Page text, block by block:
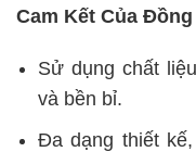
Cam Kết Của
Sử dụng chất
và bền bỉ.
Đa dạng thiết